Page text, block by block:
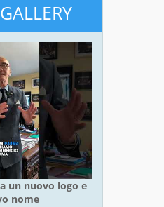
un nuovo logo e
nome